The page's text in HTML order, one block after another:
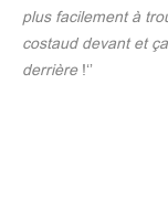
plus facilement à
costaud devant et
derrière!‘’